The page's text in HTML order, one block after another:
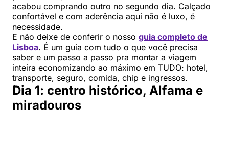
acabou comprando outro no segundo dia. Calçado
confortável e com aderência aqui não é luxo, é
necessidade.
E não deixe de conferir o nosso guia completo de
Lisboa. É um guia com tudo o que você precisa
saber e um passo a passo pra montar a viagem
inteira economizando ao máximo em TUDO: hotel,
transporte, seguro, comida, chip e ingressos.
Dia 1: centro histórico, Alfama e
miradouros